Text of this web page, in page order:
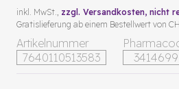
Artikelnummer
7640110513583
3414699
inkl. MwSt., zzgl. Versandkosten, nicht
Gratislieferung ab einem Bestellwert von